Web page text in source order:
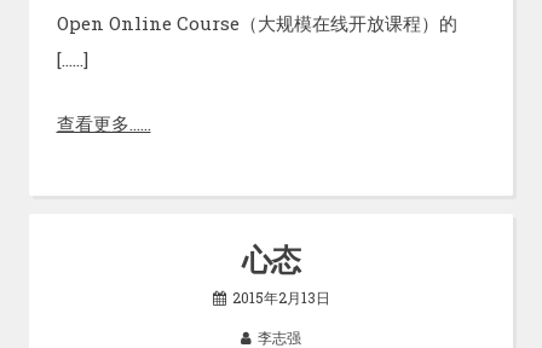
Open Online Course（大规模在线开放课程）的
[……]
查看更多……
心态
2015年2月13日
李志强